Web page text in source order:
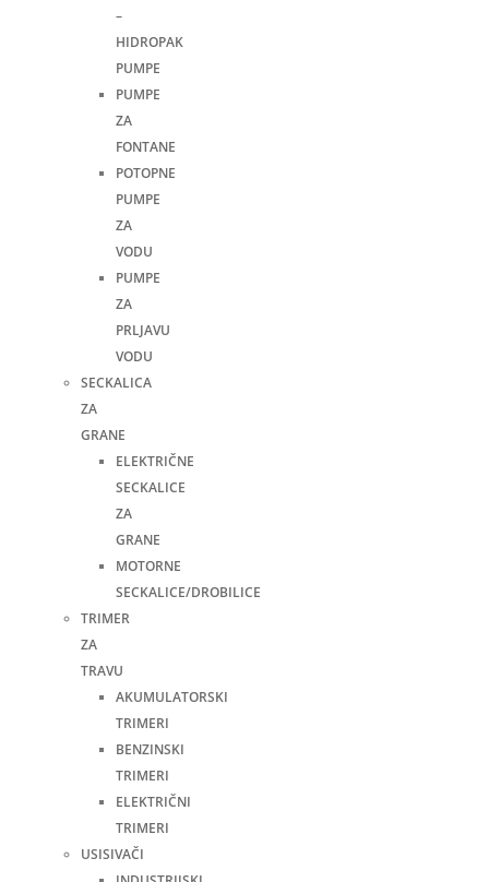
–
HIDROPAK
PUMPE
PUMPE
ZA
FONTANE
POTOPNE
PUMPE
ZA
VODU
PUMPE
ZA
PRLJAVU
VODU
SECKALICA
ZA
GRANE
ELEKTRIČNE
SECKALICE
ZA
GRANE
MOTORNE
SECKALICE/DROBILICE
TRIMER
ZA
TRAVU
AKUMULATORSKI
TRIMERI
BENZINSKI
TRIMERI
ELEKTRIČNI
TRIMERI
USISIVAČI